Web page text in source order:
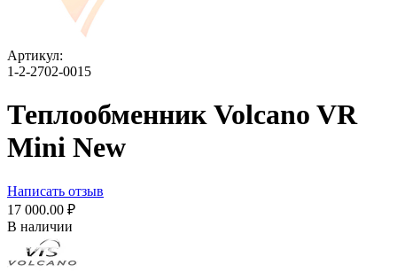
Артикул:
1-2-2702-0015
Теплообменник Volcano VR
Mini New
Написать отзыв
17 000.00 ₽
В наличии